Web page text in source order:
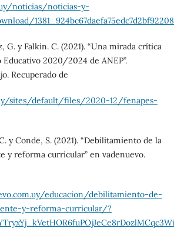
noticias/noticias-y-
G. y Falkin. C. (2021). “Una mirada crítica
2020/2024 de ANEP”.
Recuperado de
sites/default/files/2020-12/fenapes-
y Conde, S. (2021). “Debilitamiento de la
y reforma curricular” en vadenuevo.
educacion/debilitamiento-de-
y-reforma-curricular/?